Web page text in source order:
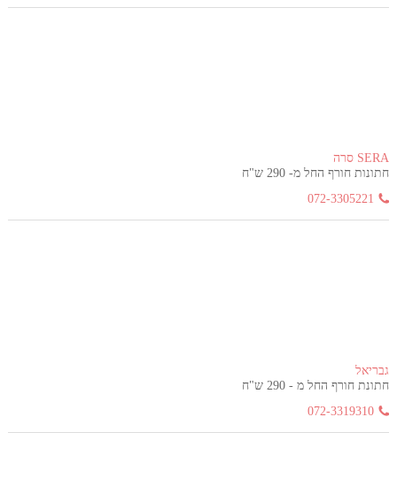
SERA סרה
חתונות חורף החל מ- 290 ש"ח
072-3305221
גבריאל
חתונת חורף החל מ - 290 ש"ח
072-3319310